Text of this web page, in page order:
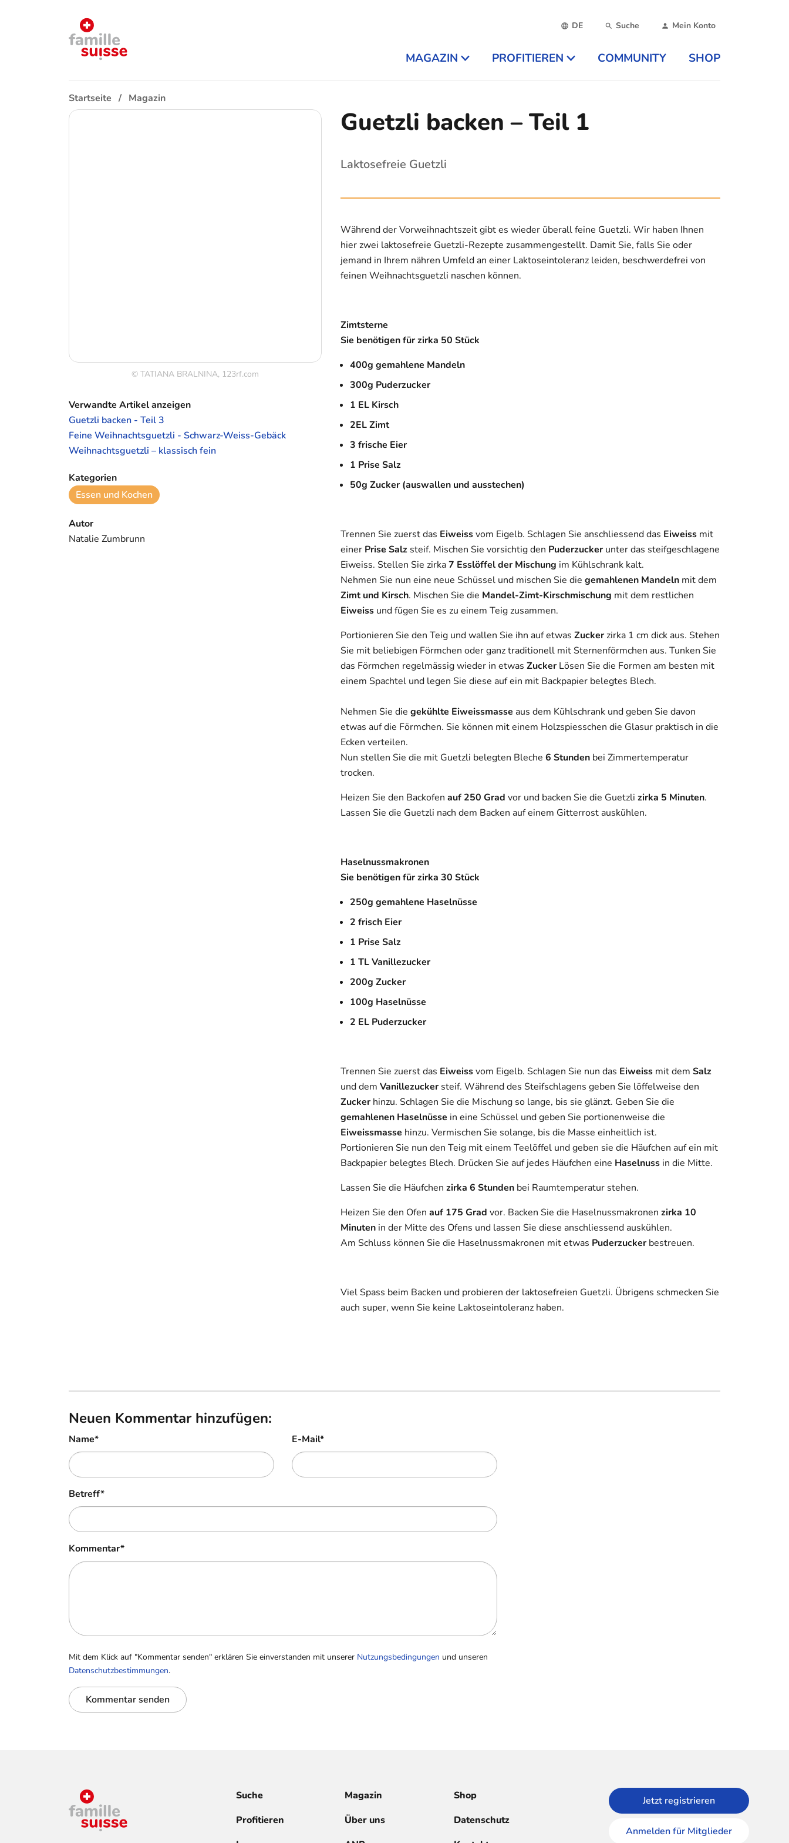
DE Suche Mein Konto
MAGAZIN PROFITIEREN COMMUNITY SHOP
Startseite Magazin
© TATIANA BRALNINA, 123rf.com
Guetzli backen – Teil 1
Verwandte Artikel anzeigen
Guetzli backen - Teil 3
Feine Weihnachtsguetzli - Schwarz-Weiss-Gebäck
Weihnachtsguetzli – klassisch fein
Kategorien
Essen und Kochen
Autor
Natalie Zumbrunn
Laktosefreie Guetzli
Während der Vorweihnachtszeit gibt es wieder überall feine Guetzli. Wir haben Ihnen
hier zwei laktosefreie Guetzli-Rezepte zusammengestellt. Damit Sie, falls Sie oder
jemand in Ihrem nähren Umfeld an einer Laktoseintoleranz leiden, beschwerdefrei von
feinen Weihnachtsguetzli naschen können.
Zimtsterne
Sie benötigen für zirka 50 Stück
400g gemahlene Mandeln
300g Puderzucker
1 EL Kirsch
2EL Zimt
3 frische Eier
1 Prise Salz
50g Zucker (auswallen und ausstechen)
Trennen Sie zuerst das Eiweissvom Eigelb. Schlagen Sie anschliessend das Eiweiss mit
einer Prise Salz steif. Mischen Sie vorsichtig den Puderzucker unter das steifgeschlagene
Eiweiss. Stellen Sie zirka7 Esslöffel der Mischung im Kühlschrank kalt.
Nehmen Sie nun eine neue Schüssel und mischen Sie diegemahlenen Mandeln mit dem
Zimt und Kirsch. Mischen Sie die Mandel-Zimt-Kirschmischung mit dem restlichen
Eiweiss und fügen Sie es zu einem Teig zusammen.
Portionieren Sie den Teig und wallen Sie ihn auf etwasZuckerzirka 1 cm dick aus. Stehen
Sie mit beliebigen Förmchen oder ganz traditionell mit Sternenförmchen aus. Tunken Sie
das Förmchen regelmässig wieder in etwasZucker Lösen Sie die Formen am besten mit
einem Spachtel und legen Sie diese auf ein mit Backpapier belegtes Blech.
Nehmen Sie diegekühlte Eiweissmasse aus dem Kühlschrank und geben Sie davon
etwas auf die Förmchen. Sie können mit einem Holzspiesschen die Glasur praktisch in die
Ecken verteilen.
Nun stellen Sie die mit Guetzli belegten Bleche6 Stunden bei Zimmertemperatur
trocken.
Heizen Sie den Backofenauf 250 Grad vor und backen Sie die Guetzlizirka 5 Minuten.
Lassen Sie die Guetzli nach dem Backen auf einem Gitterrost auskühlen.
Haselnussmakronen
Sie benötigen für zirka 30 Stück
250g gemahlene Haselnüsse
2 frisch Eier
1 Prise Salz
1 TL Vanillezucker
200g Zucker
100g Haselnüsse
2 EL Puderzucker
Trennen Sie zuerst das Eiweissvom Eigelb. Schlagen Sie nun das Eiweiss mit demSalz
und demVanillezucker steif. Während des Steifschlagens geben Sie löffelweise den
Zucker hinzu. Schlagen Sie die Mischung so lange, bis sie glänzt. Geben Sie die
gemahlenen Haselnüsse in eine Schüssel und geben Sie portionenweise die
Eiweissmasse hinzu. Vermischen Sie solange, bis die Masse einheitlich ist.
Portionieren Sie nun den Teig mit einem Teelöffel und geben sie die Häufchen auf ein mit
Backpapier belegtes Blech. Drücken Sie auf jedes Häufchen eine Haselnuss in die Mitte.
Lassen Sie die Häufchenzirka 6 Stunden bei Raumtemperatur stehen.
Heizen Sie den Ofenauf 175 Grad vor. Backen Sie die Haselnussmakronen zirka 10
Minuten in der Mitte des Ofens und lassen Sie diese anschliessend auskühlen.
Am Schluss können Sie die Haselnussmakronen mit etwas Puderzucker bestreuen.
Viel Spass beim Backen und probieren der laktosefreien Guetzli. Übrigens schmecken Sie
auch super, wenn Sie keine Laktoseintoleranz haben.
Neuen Kommentar hinzufügen:
Name* E-Mail*
Betreff*
Kommentar*
Mit dem Klick auf "Kommentar senden" erklären Sie einverstanden mit unserer Nutzungsbedingungen und unseren
Datenschutzbestimmungen.
Kommentar senden
Suche Magazin
Shop
Profitieren
Über uns
Datenschutz
Jetzt registrieren
Anmelden für Mitglieder